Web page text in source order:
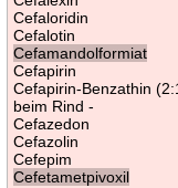
Cefaloridin
Cefalotin
Cefamandolformiat
Cefapirin
Cefapirin-Benzathin
beim Rind -
Cefazedon
Cefazolin
Cefepim
Cefetametpivoxil